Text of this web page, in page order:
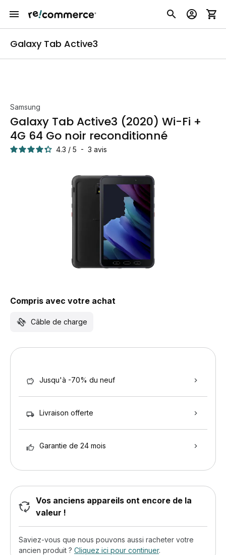
Galaxy Tab Active3
Samsung
Galaxy Tab Active3 (2020) Wi-Fi +
4G 64 Go noir reconditionné
4.3 / 5 - 3 avis
Compris avec votre achat
Câble de charge
Jusqu'à -70% du neuf
Livraison offerte
Garantie de 24 mois
Vos anciens appareils ont encore de la
valeur !
Saviez-vous que nous pouvons aussi racheter votre
ancien produit ? Cliquez ici pour continuer.